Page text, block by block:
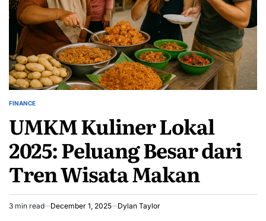
POSTED
FINANCE
UMKM Kuliner Lokal
2025: Peluang Besar dari
Tren Wisata Makan
Estimated
3 min read December 1, 2025 Dylan Taylor